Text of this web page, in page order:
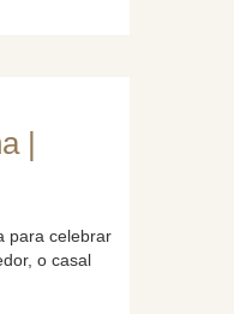
|
para celebrar
o casal